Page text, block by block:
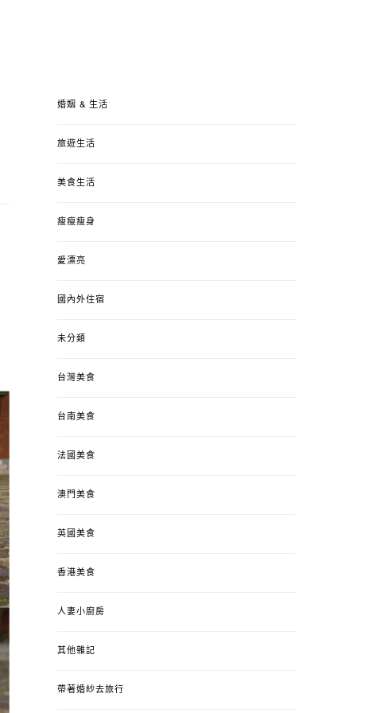
婚姻 & 生活
旅遊生活
美食生活
瘦瘦瘦身
愛漂亮
國內外住宿
未分類
台灣美食
台南美食
法國美食
澳門美食
英國美食
香港美食
人妻小廚房
其他雜記
帶著婚紗去旅行